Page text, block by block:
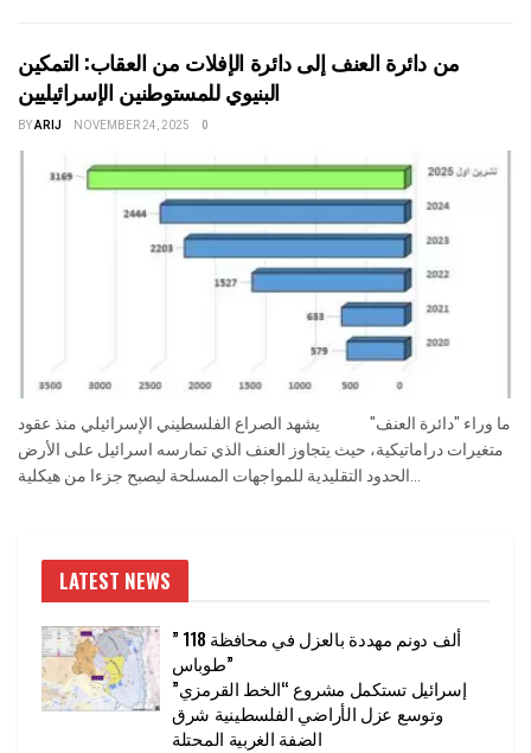
من دائرة العنف إلى دائرة الإفلات من العقاب: التمكين
البنيوي للمستوطنين الإسرائيليين
BYARIJ NOVEMBER 24, 2025 0
ما وراء "دائرة العنف" يشهد الصراع الفلسطيني الإسرائيلي منذ عقود
متغيرات دراماتيكية، حيث يتجاوز العنف الذي تمارسه اسرائيل على الأرض
الحدود التقليدية للمواجهات المسلحة ليصبح جزءا من هيكلية...
LATEST NEWS
” 118 ألف دونم مهددة بالعزل في محافظة
طوباس”
إسرائيل تستكمل مشروع “الخط القرمزي”
وتوسع عزل الأراضي الفلسطينية شرق
الضفة الغربية المحتلة